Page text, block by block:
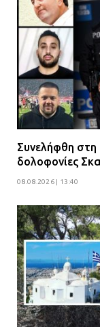
Συνελήφθη στη
δολοφονίες
08.08.2026 | 13:40